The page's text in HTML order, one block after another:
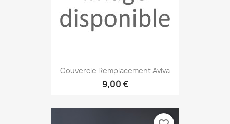
Couvercle Remplacement Aviva
9,00 €